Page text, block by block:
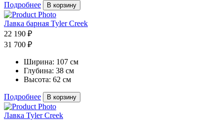
Подробнее В корзину
Лавка барная Tyler Creek
22 190 ₽
31 700 ₽
Ширина: 107 см
Глубина: 38 см
Высота: 62 см
Подробнее В корзину
Лавка Tyler Creek